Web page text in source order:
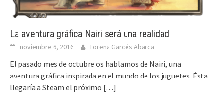
La aventura gráfica Nairi será una realidad
noviembre 6, 2016 Lorena Garcés Abarca
El pasado mes de octubre os hablamos de Nairi, una
aventura gráfica inspirada en el mundo de los juguetes. Ésta
llegaría a Steam el próximo […]